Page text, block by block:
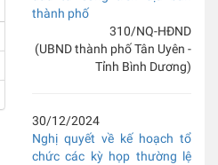
thành phố
310/NQ-HĐND
(UBND thành phố Tân Uyên -
Tỉnh Bình Dương)
30/12/2024
Nghị quyết về kế hoạch tổ
chức các kỳ họp thường lệ